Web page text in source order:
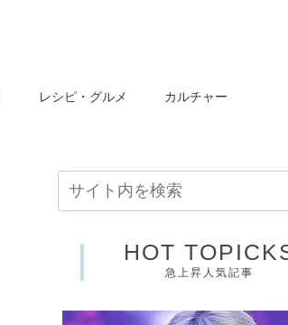
レシピ・グルメ カルチャー
HOT
急上昇人気記事